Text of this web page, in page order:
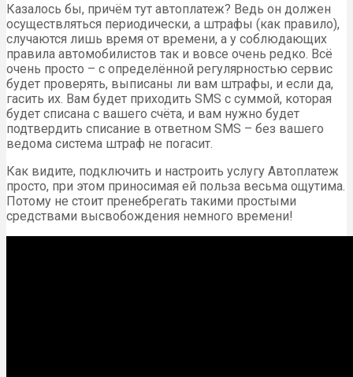
Казалось бы, причём тут автоплатеж? Ведь он должен
осуществляться периодически, а штрафы (как правило),
случаются лишь время от времени, а у соблюдающих
правила автомобилистов так и вовсе очень редко. Всё
очень просто – с определённой регулярностью сервис
будет проверять, выписаны ли вам штрафы, и если да,
гасить их. Вам будет приходить SMS с суммой, которая
будет списана с вашего счёта, и вам нужно будет
подтвердить списание в ответном SMS – без вашего
ведома система штраф не погасит.
Как видите, подключить и настроить услугу Автоплатеж
просто, при этом приносимая ей польза весьма ощутима.
Потому не стоит пренебрегать такими простыми
средствами высвобождения немного времени!